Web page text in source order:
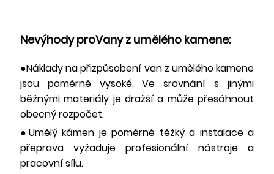
Nevýhody proVany z umělého kamene:
●Náklady na přizpůsobení van z umělého kamene
jsou poměrně vysoké. Ve srovnání s jinými
běžnými materiály je dražší a může přesáhnout
obecný rozpočet.
●Umělý kámen je poměrně těžký a instalace a
přeprava vyžaduje profesionální nástroje a
pracovní sílu.